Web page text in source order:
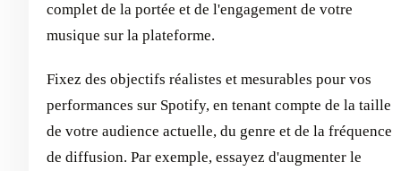
complet de la portée et de l'engagement de votre
musique sur la plateforme.
Fixez des objectifs réalistes et mesurables pour vos
performances sur Spotify, en tenant compte de la taille
de votre audience actuelle, du genre et de la fréquence
de diffusion. Par exemple, essayez d'augmenter le